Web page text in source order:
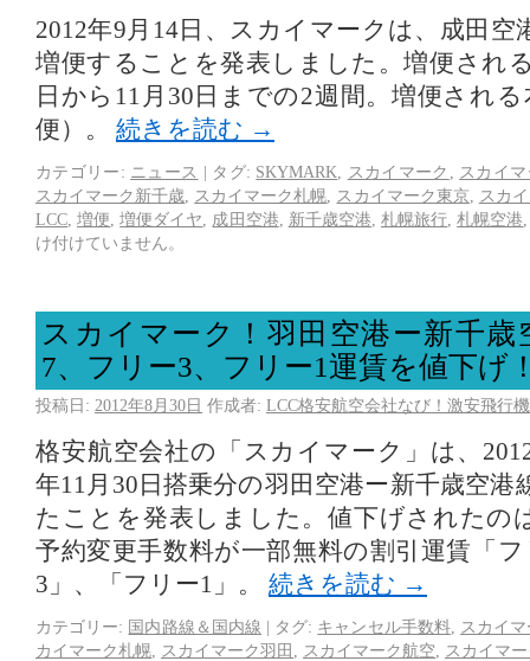
2012年9月14日、スカイマークは、成田空
増便することを発表しました。増便され
日から11月30日までの2週間。増便され
便）。 続きを読む →
カテゴリー: ニュース | タグ: SKYMARK スカイマーク
スカイ
スカイマーク新千歳
スカイマーク札幌 スカイマーク東京
スカ
LCC ,増便 ,増便ダイヤ 成田空港 新千歳空港 札幌旅行 ,札幌空港
け付けていません。
スカイマーク！羽田空港ー新千歳
7、フリー3、フリー1運賃を値下げ
投稿日: 2012年8月30日 作成者: LCC格安航空会社なび！激安飛行
格安航空会社の「スカイマーク」は、
年11月30日搭乗分の羽田空港ー新千歳空港
たことを発表しました。値下げされたの
予約変更手数料が一部無料の割引運賃「
3」、「フリー1」。 続きを読む →
カテゴリー: 国内路線＆国内線 | タグ: キャンセル手数料,
スカイ
カイマーク札幌
スカイマーク羽田 スカイマーク航空
スカイマ